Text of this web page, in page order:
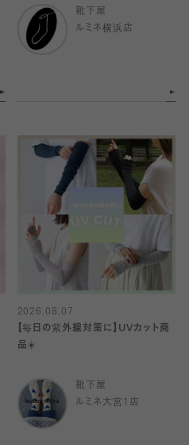
靴下屋
ルミネ横浜店
2026.08.07
【毎日の紫外線対策に】UVカット商
品☀️
靴下屋
ルミネ大宮1店